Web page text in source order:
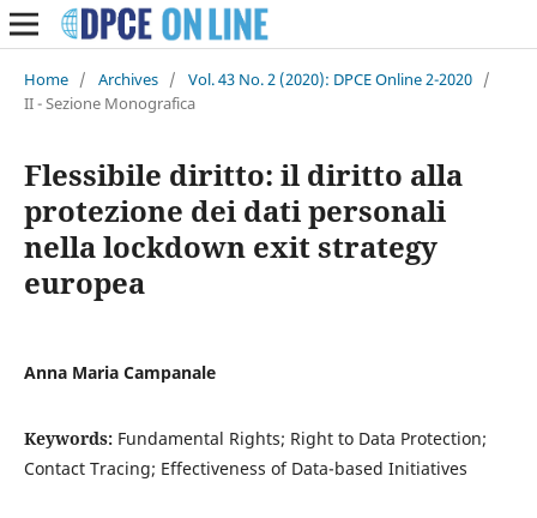
Home / Archives / Vol. 43 No. 2 (2020): DPCE Online 2-2020 /
II - Sezione Monografica
Flessibile diritto: il diritto alla
protezione dei dati personali
nella lockdown exit strategy
europea
Anna Maria Campanale
Keywords: Fundamental Rights; Right to Data Protection;
Contact Tracing; Effectiveness of Data-based Initiatives